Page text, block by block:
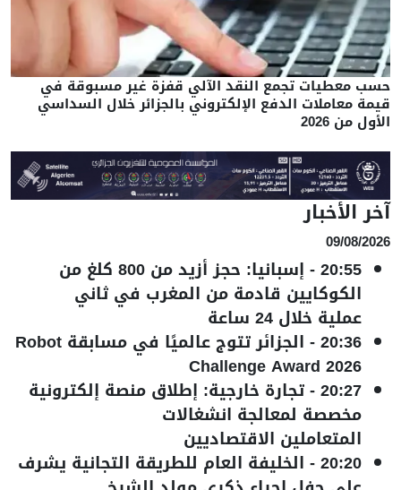
حسب معطيات تجمع النقد الآلي قفزة غير مسبوقة في
قيمة معاملات الدفع الإلكتروني بالجزائر خلال السداسي
الأول من 2026
آخر الأخبار
09/08/2026
20:55
- إسبانيا: حجز أزيد من 800 كلغ من
الكوكايين قادمة من المغرب في ثاني
عملية خلال 24 ساعة
20:36
- الجزائر تتوج عالميًا في مسابقة Robot
Challenge Award 2026
20:27
-تجارة خارجية: إطلاق منصة إلكترونية
مخصصة لمعالجة انشغالات
المتعاملين الاقتصاديين
20:20
- الخليفة العام للطريقة التجانية يشرف